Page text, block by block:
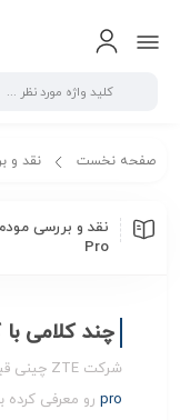
صفحه نخست نقد و
Pro
چند کلامی با
شرکت ZTE چینی قبل از معرفی این غول همراه مدل
pro رو معرفی کرده